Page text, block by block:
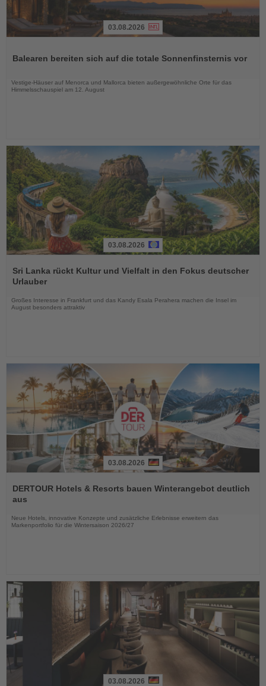
die
03.08.2026
Balearen bereiten sich auf die totale Sonnenfinsternis vor
Vestige-Häuser auf Menorca und Mallorca bieten außergewöhnliche Orte für das
Himmelsschauspiel am 12. August
Sie
die
03.08.2026
Sri Lanka rückt Kultur und Vielfalt in den Fokus deutscher
Urlauber
Großes Interesse in Frankfurt und das Kandy Esala Perahera machen die Insel im
August besonders attraktiv
Sie
die
03.08.2026
DERTOUR Hotels & Resorts bauen Winterangebot deutlich
aus
Neue Hotels, innovative Konzepte und zusätzliche Erlebnisse erweitern das
Markenportfolio für die Wintersaison 2026/27
03.08.2026